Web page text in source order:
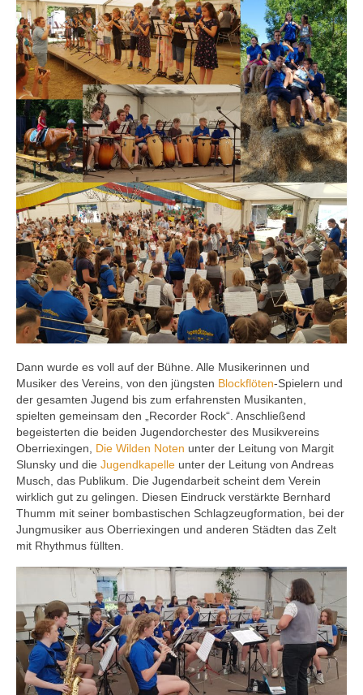
Dann wurde es voll auf der Bühne. Alle Musikerinnen und
Musiker des Vereins, von den jüngsten Blockflöten-Spielern und
der gesamten Jugend bis zum erfahrensten Musikanten,
spielten gemeinsam den „Recorder Rock“. Anschließend
begeisterten die beiden Jugendorchester des Musikvereins
Oberriexingen, Die Wilden Noten unter der Leitung von Margit
Slunsky und die Jugendkapelle unter der Leitung von Andreas
Musch, das Publikum. Die Jugendarbeit scheint dem Verein
wirklich gut zu gelingen. Diesen Eindruck verstärkte Bernhard
Thumm mit seiner bombastischen Schlagzeugformation, bei der
Jungmusiker aus Oberriexingen und anderen Städten das Zelt
mit Rhythmus füllten.